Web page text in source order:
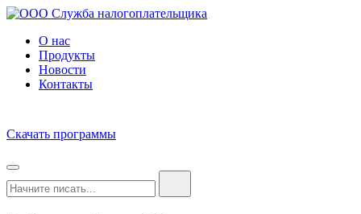
О нас
Продукты
Новости
Контакты
Скачать программы